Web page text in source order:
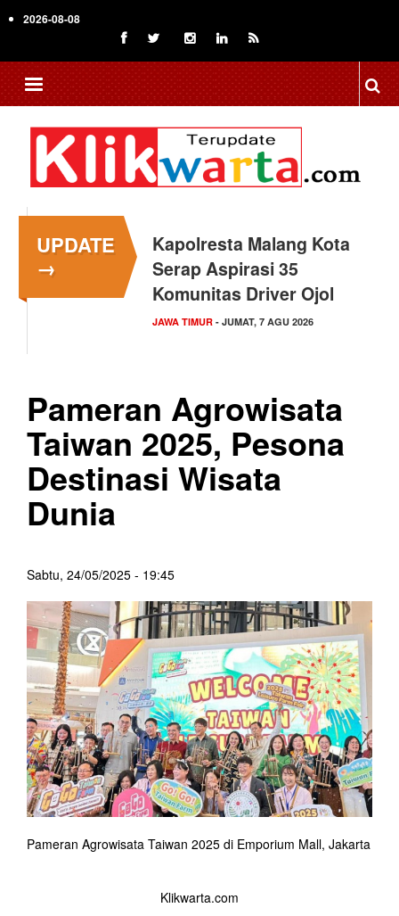
to
content
2026-08-08
UPDATE
→
Kapolresta Malang Kota
Serap Aspirasi 35
Komunitas Driver Ojol
JAWA TIMUR - JUMAT, 7 AGU 2026
Pameran Agrowisata
Taiwan 2025, Pesona
Destinasi Wisata
Dunia
Sabtu, 24/05/2025 - 19:45
Pameran Agrowisata Taiwan 2025 di Emporium Mall, Jakarta
Klikwarta.com